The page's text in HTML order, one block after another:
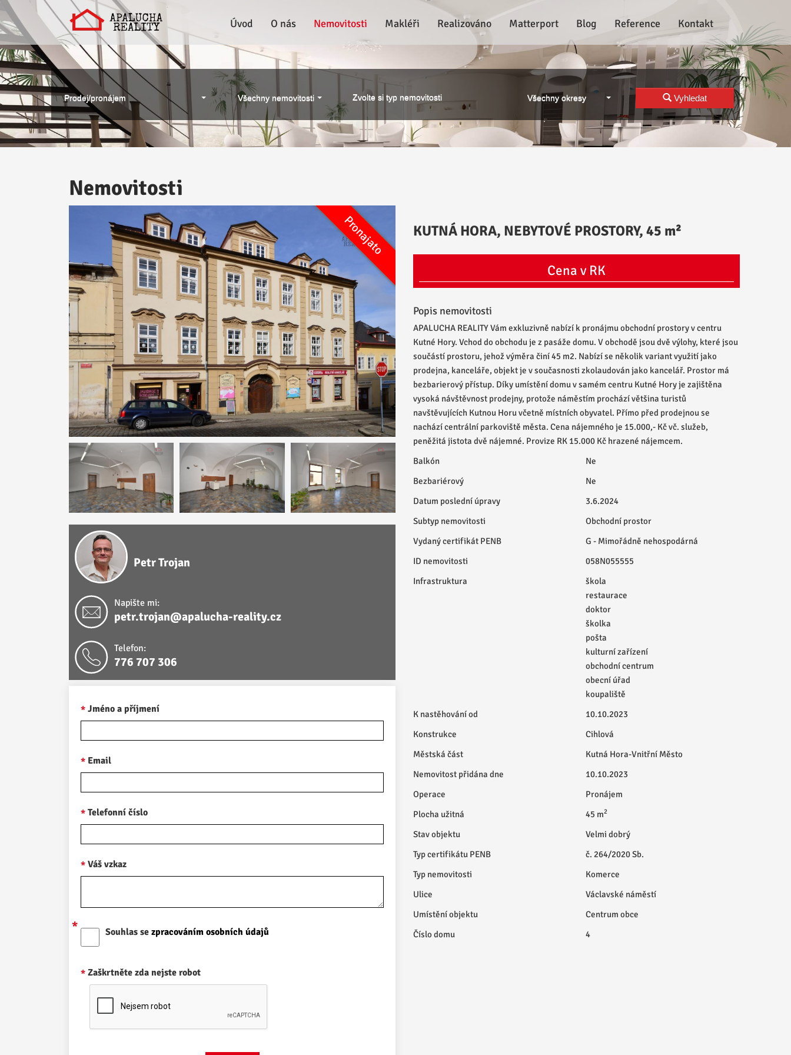
Úvod O nás Nemovitosti Makléři Realizováno Matterport Blog Reference Kontakt
Prodej/pronájem Všechny nemovitosti Zvolte si typ nemovitosti Všechny okresy Vyhledat
Nemovitosti
Pronájem
Pronajato
Petr Trojan
Napište mi:
petr.trojan@apalucha-reality.cz
Telefon:
776 707 306
Jméno a příjmení
Email
Telefonní číslo
Váš vzkaz
Souhlas se zpracováním osobních údajů
Zaškrtněte zda nejste robot
KUTNÁ HORA, NEBYTOVÉ PROSTORY, 45 m²
Cena v RK
Popis nemovitosti
APALUCHA REALITY Vám exkluzivně nabízí k pronájmu obchodní prostory v centru
Kutné Hory. Vchod do obchodu je z pasáže domu. V obchodě jsou dvě výlohy, které jsou
součástí prostoru, jehož výměra činí 45 m2. Nabízí se několik variant využití jako
prodejna, kanceláře, objekt je v současnosti zkolaudován jako kancelář. Prostor má
bezbarierový přístup. Díky umístění domu v samém centru Kutné Hory je zajištěna
vysoká návštěvnost prodejny, protože náměstím prochází většina turistů
navštěvujících Kutnou Horu včetně místních obyvatel. Přímo před prodejnou se
nachází centrální parkoviště města. Cena nájemného je 15.000,- Kč vč. služeb,
peněžitá jistota dvě nájemné. Provize RK 15.000 Kč hrazené nájemcem.
Balkón
Ne
Bezbariérový
Ne
Datum poslední úpravy
3.6.2024
Subtyp nemovitosti
Obchodní prostor
Vydaný certifikát PENB
G - Mimořádně nehospodárná
ID nemovitosti
058N055555
Infrastruktura
škola
restaurace
doktor
školka
pošta
kulturní zařízení
obchodní centrum
obecní úřad
koupaliště
K nastěhování od
10.10.2023
Konstrukce
Cihlová
Městská část
Kutná Hora-Vnitřní Město
Nemovitost přidána dne
10.10.2023
Operace
Pronájem
Plocha užitná
45 m2
Stav objektu
Velmi dobrý
Typ certifikátu PENB
č. 264/2020 Sb.
Typ nemovitosti
Komerce
Ulice
Václavské náměstí
Umístění objektu
Centrum obce
Číslo domu
4